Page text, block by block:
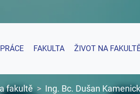
FAKULTA ŽIVOT NA
fakultě Ing. Bc. Dušan